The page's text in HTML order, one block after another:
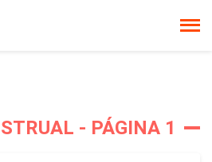
- PÁGINA 1